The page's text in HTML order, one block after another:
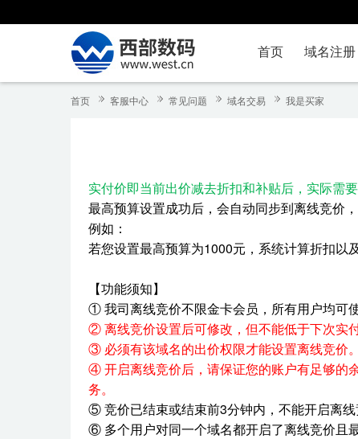
首页 域名注册
首页 客服中心 常见问题 域名交易 我是买家
实付价即当前出价减去折扣和补贴后，实际需要
最高预算设置成功后，会自动同步到离线竞价
例如：
若您设置最高预算为1000元，系统计算折扣以
【功能须知】
① 我司离线竞价不限金卡会员，所有用户均可
② 离线竞价设置后可修改，但不能低于下次实付
③ 必须有该域名的出价权限才能设置离线竞价。
④ 开启离线竞价后，请保证您的账户有足够的
务。
⑤ 竞价已结束或结束前3分钟内，不能开启离线
⑥ 多个用户对同一个域名都开启了离线竞价且